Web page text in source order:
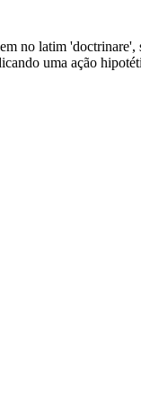
no latim
uma ação